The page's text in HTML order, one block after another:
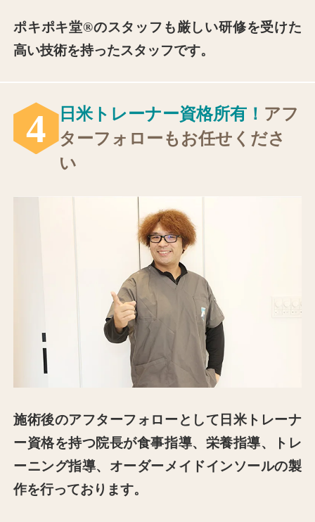
ポキポキ堂®のスタッフも厳しい研修を受けた
⾼い技術を持ったスタッフです。
4 ⽇⽶トレーナー資格所有！ アフ
ターフォローもお任せくださ
い
施術後のアフターフォローとして⽇⽶トレーナ
ー資格を持つ院⻑が⾷事指導、栄養指導、トレ
ーニング指導、オーダーメイドインソールの製
作を⾏っております。